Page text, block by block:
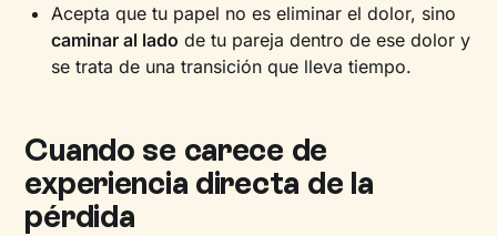
Acepta que tu papel no es eliminar el dolor, sino
caminar al lado de tu pareja dentro de ese dolor y
se trata de una transición que lleva tiempo.
Cuando se carece de
experiencia directa de la
pérdida